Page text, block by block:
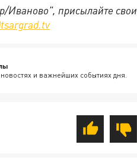
Иваново", присылайте свои
и важнейших событиях дня.